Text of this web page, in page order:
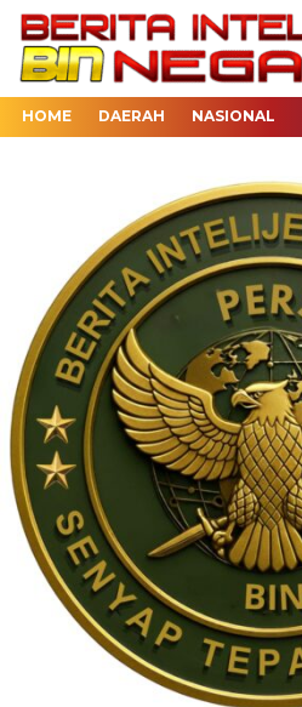
HOME DAERAH NASIONAL